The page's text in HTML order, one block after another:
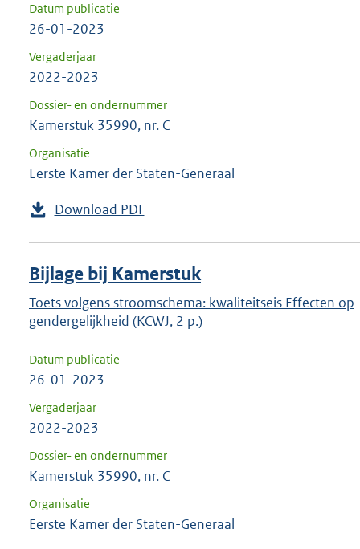
Datum publicatie
26-01-2023
Vergaderjaar
2022-2023
Dossier- en ondernummer
Kamerstuk 35990, nr. C
Organisatie
Eerste Kamer der Staten-Generaal
Download PDF
Bijlage bij Kamerstuk
Toets volgens stroomschema: kwaliteitseis Effecten op
gendergelijkheid (KCWJ, 2 p.)
Datum publicatie
26-01-2023
Vergaderjaar
2022-2023
Dossier- en ondernummer
Kamerstuk 35990, nr. C
Organisatie
Eerste Kamer der Staten-Generaal